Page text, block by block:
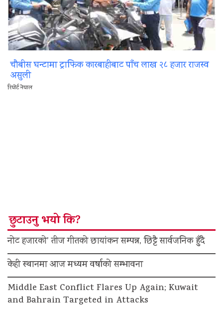
चौबीस घन्टामा ट्राफिक कारबाहीबाट पाँच लाख २८ हजार राजस्व
असुली
रिपोर्ट नेपाल
छुटाउनु भयो कि?
नोट हजारको’ तीज गीतको छायांकन सम्पन्न, छिट्टै सार्वजनिक हुँदै
केही स्थानमा आज मध्यम वर्षाको सम्भावना
Middle East Conflict Flares Up Again; Kuwait
and Bahrain Targeted in Attacks